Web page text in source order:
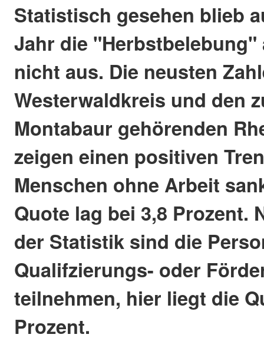
Statistisch gesehen blieb
Jahr die
nicht aus. Die neusten
Westerwaldkreis und den
Montabaur gehörenden
zeigen einen positiven
Menschen ohne Arbeit
Quote lag bei 3,8 Prozent.
der Statistik sind die
Qualifzierungs- oder
teilnehmen, hier liegt die
Prozent.